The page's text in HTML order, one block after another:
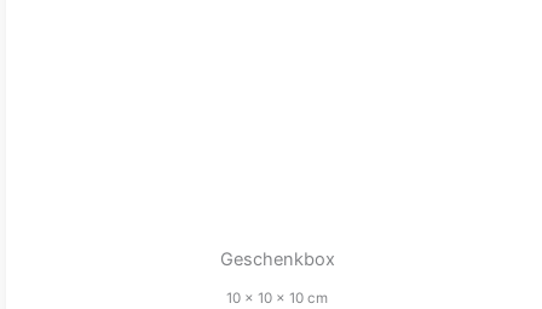
Geschenkbox
10 x 10 x 10 cm